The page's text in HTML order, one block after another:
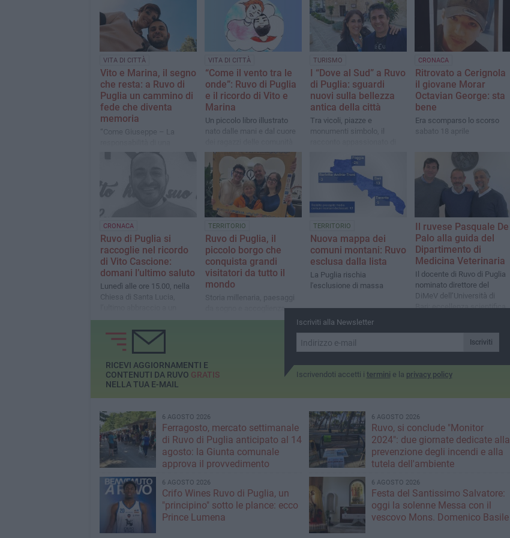
VITA DI CITTÀ
Vito e Marina, il segno
che resta: a Ruvo di
Puglia un cammino di
fede che diventa
memoria
“Come Giuseppe – La
scelta”: due giornate di
VITA DI CITTÀ
“Come il vento tra le
onde”: Ruvo di Puglia
e il ricordo di Vito e
Marina
Un piccolo libro illustrato
nato dalle mani e dal cuore
educative cittadine
TURISMO
I “Dove al Sud” a Ruvo
di Puglia: sguardi
nuovi sulla bellezza
antica della città
Tra vicoli, piazze e
monumenti simbolo, il
CRONACA
Ritrovato a Cerignola
il giovane Morar
Octavian George: sta
bene
Era scomparso lo scorso
sabato 18 aprile
CRONACA
Ruvo di Puglia si
raccoglie nel ricordo
di Vito Cascione:
domani l’ultimo saluto
Lunedì alle ore 15.00, nella
Chiesa di Santa Lucia,
uomo che ha trasformato la
fede in bellezza
TERRITORIO
Ruvo di Puglia, il
piccolo borgo che
conquista grandi
visitatori da tutto il
mondo
Storia millenaria, paesaggi
da sogno e accoglienza
autentica: ogni visita diventa
TERRITORIO
Nuova mappa dei
comuni montani: Ruvo
esclusa dalla lista
La Puglia rischia
l'esclusione di massa
Il ruvese Pasquale De
Palo alla guida del
Dipartimento di
Medicina Veterinaria
Il docente di Ruvo di Puglia
nominato direttore del
DiMeV dell’Università di
Bari: eccellenza scientifica,
Iscriviti alla Newsletter
Iscriviti
Iscrivendoti accetti i termini e la privacy policy
RICEVI AGGIORNAMENTI E
CONTENUTI DA RUVO GRATIS
NELLA TUA E-MAIL
6 AGOSTO 2026
Ferragosto, mercato settimanale
di Ruvo di Puglia anticipato al 14
agosto: la Giunta comunale
approva il provvedimento
6 AGOSTO 2026
Ruvo, si conclude "Monitor
2024": due giornate dedicate alla
prevenzione degli incendi e alla
tutela dell'ambiente
6 AGOSTO 2026
Crifo Wines Ruvo di Puglia, un
"principino" sotto le plance: ecco
Prince Lumena
6 AGOSTO 2026
Festa del Santissimo Salvatore:
oggi la solenne Messa con il
vescovo Mons. Domenico Basile